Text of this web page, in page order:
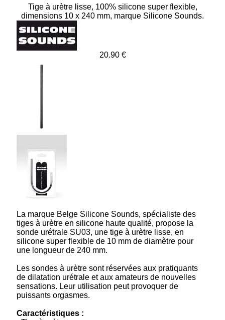
Tige à urètre lisse, 100% silicone super flexible,
dimensions 10 x 240 mm, marque Silicone Sounds.
20.90 €
La marque Belge Silicone Sounds, spécialiste des
tiges à urètre en silicone haute qualité, propose la
sonde urétrale SU03, une tige à urètre lisse, en
silicone super flexible de 10 mm de diamètre pour
une longueur de 240 mm.
Les sondes à urètre sont réservées aux pratiquants
de dilatation urétrale et aux amateurs de nouvelles
sensations. Leur utilisation peut provoquer de
puissants orgasmes.
Caractéristiques :